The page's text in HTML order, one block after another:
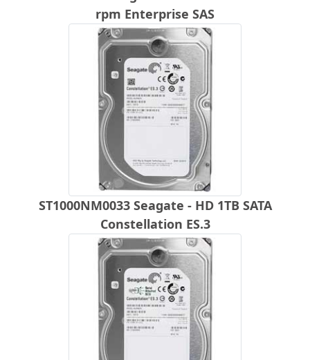
rpm Enterprise SAS
ST1000NM0033 Seagate - HD 1TB SATA
Constellation ES.3